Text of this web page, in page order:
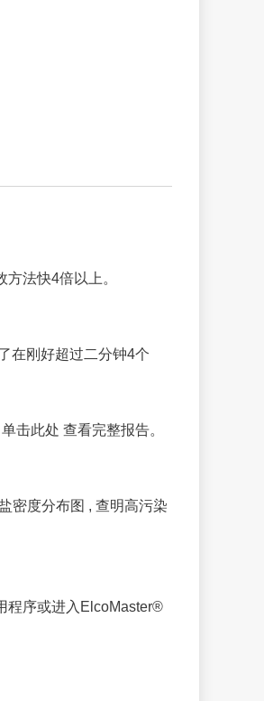
法快4倍以上。
在刚好超过二分钟4个
击此处 查看完整报告。
密度分布图 , 查明高污染
程序或进入ElcoMaster®